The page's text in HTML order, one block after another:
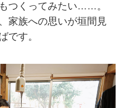
つくってみたい……。
家族への思いが垣間見
です。